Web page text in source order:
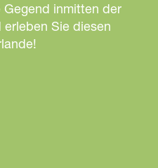
Gegend inmitten der
Sie diesen